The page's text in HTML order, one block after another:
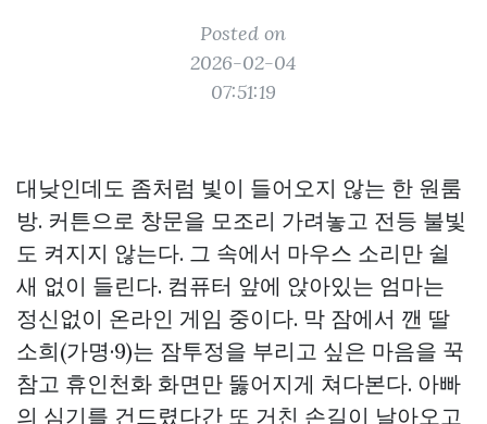
Posted on
2026-02-04
07:51:19
대낮인데도 좀처럼 빛이 들어오지 않는 한 원룸
방. 커튼으로 창문을 모조리 가려놓고 전등 불빛
도 켜지지 않는다. 그 속에서 마우스 소리만 쉴
새 없이 들린다. 컴퓨터 앞에 앉아있는 엄마는
정신없이 온라인 게임 중이다. 막 잠에서 깬 딸
소희(가명·9)는 잠투정을 부리고 싶은 마음을 꾹
참고 휴인천화 화면만 뚫어지게 쳐다본다. 아빠
의 심기를 건드렸다간 또 거친 손길이 날아오고